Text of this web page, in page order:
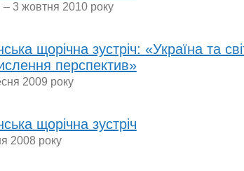
3 жовтня 2010 року
щорічна зустріч: «Україна та
перспектив»
2009 року
щорічна зустріч
2008 року